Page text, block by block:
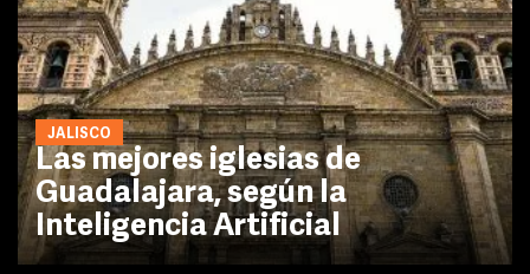
JALISCO
Las mejores iglesias de
Guadalajara, según la
Inteligencia Artificial